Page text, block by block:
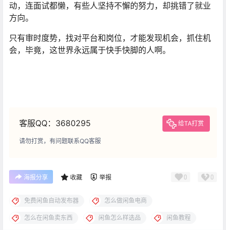
动，连面试都懒，有些人坚持不懈的努力，却挑错了就业
方向。
只有审时度势，找对平台和岗位，才能发现机会，抓住机
会，毕竟，这世界永远属于快手快脚的人啊。
客服QQ：3680295 给TA打赏
请勿打赏，有问题联系QQ客服
海报分享 收藏 举报 0 0
免费闲鱼自动发布器 怎么做闲鱼电商
怎么在闲鱼卖东西 闲鱼怎么样选品 闲鱼教程